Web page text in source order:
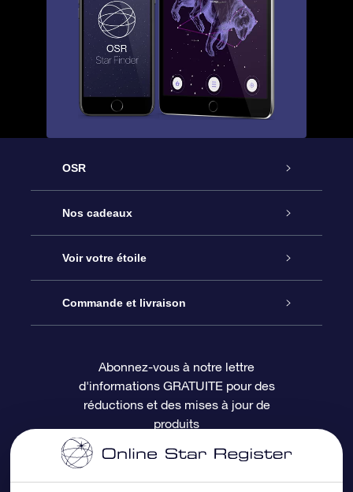
OSR
Service
À propos de l’OSR
Nous contacter
Questions fréquemment posées
Revues
Nos cadeaux
Cadeau d’étoile en ligne
Coffret cadeau OSR
Carte cadeau OSR
Voir votre étoile
Registre des étoiles
Page d’accueil personnalisée
Commande et livraison
Informations de paiement
Informations d’expédition
Politique de retour
Abonnez-vous à notre lettre
d'informations GRATUITE pour des
réductions et des mises à jour de
produits